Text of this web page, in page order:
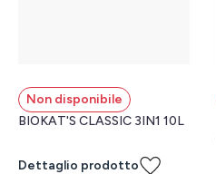
Non disponibile
BIOKAT'S CLASSIC 3IN1 10L
Dettaglio prodotto